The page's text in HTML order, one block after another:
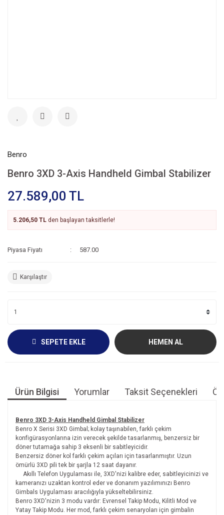
Benro
Benro 3XD 3-Axis Handheld Gimbal Stabilizer
27.589,00 TL
5.206,50 TL den başlayan taksitlerle!
Piyasa Fiyatı 587.00
Karşılaştır
SEPETE EKLE HEMEN AL
Ürün Bilgisi Yorumlar Taksit Seçenekleri
Benro 3XD 3-Axis Handheld Gimbal Stabilizer
Benro X Serisi 3XD Gimbal; kolay taşınabilen, farklı çekim
konfigürasyonlarına izin verecek şekilde tasarlanmış, benzersiz bir
döner tutamağa sahip 3 eksenli bir sabitleyicidir.
Benzersiz döner kol farklı çekim açıları için tasarlanmıştır. Uzun
ömürlü 3XD pili tek bir şarjla 12 saat dayanır.
Akıllı Telefon Uygulaması ile, 3XD'nizi kalibre eder, sabitleyicinizi ve
kameranızı uzaktan kontrol eder ve donanım yazılımınızı Benro
Gimbals Uygulaması aracılığıyla yükseltebilirsiniz.
Benro 3XD'nizin 3 modu vardır: Evrensel Takip Modu, Kilitli Mod ve
Yatay Takip Modu. Her mod, farklı çekim senaryoları için gimbalin